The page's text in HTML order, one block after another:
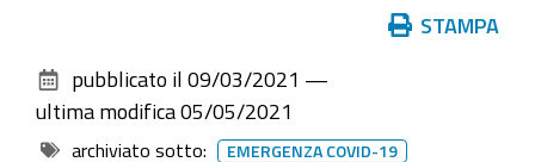
documento
STAMPA
pubblicato il 09/03/2021 —
ultima modifica 05/05/2021
archiviato sotto: EMERGENZA COVID-19